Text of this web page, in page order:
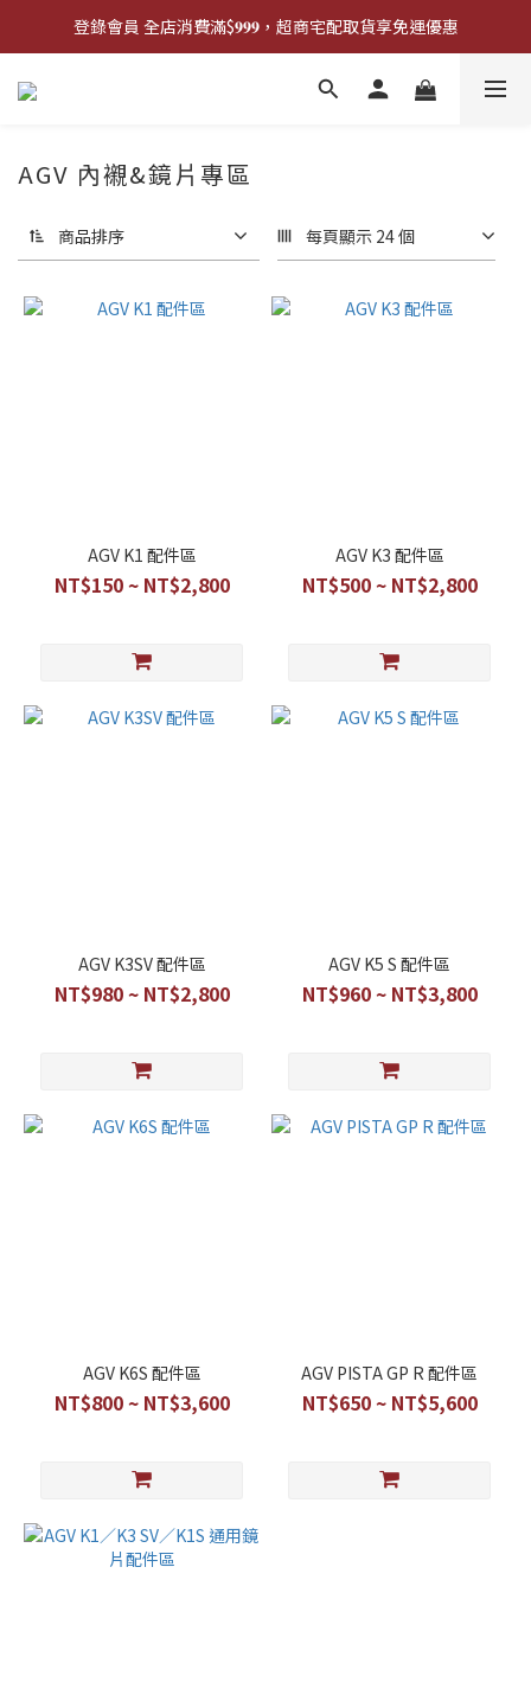
登錄會員 全店消費滿$𝟗𝟗𝟗，超商宅配取貨享免運優惠
登錄會員 全店消費滿$𝟗𝟗𝟗，超商宅配取貨享免運優惠
歡迎來門市試戴尺寸
登錄會員 全店消費滿$𝟗𝟗𝟗，超商宅配取貨享免運優惠
AGV 內襯&鏡片專區
商品排序 每頁顯示 24 個
AGV K1 配件區
NT$150 ~ NT$2,800
AGV K3 配件區
NT$500 ~ NT$2,800
AGV K3SV 配件區
NT$980 ~ NT$2,800
AGV K5 S 配件區
NT$960 ~ NT$3,800
AGV K6S 配件區
NT$800 ~ NT$3,600
AGV PISTA GP R 配件區
NT$650 ~ NT$5,600